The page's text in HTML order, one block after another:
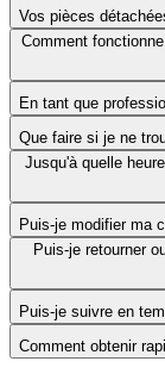
Vos pièces
Comment
En tant que
Que faire si je ne
Jusqu'à quelle
Puis-je modifier ma
Puis-je retourner
Puis-je suivre en
Comment obtenir